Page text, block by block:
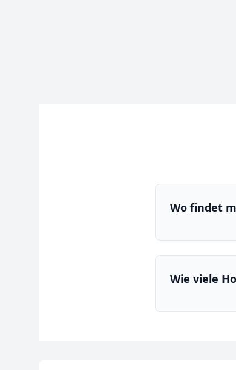
Wo findet
Wie viele